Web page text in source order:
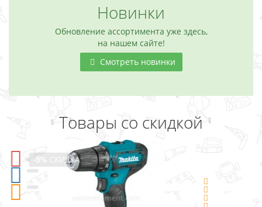
Новинки
Обновление ассортимента уже здесь,
на нашем сайте!
Смотреть новинки
Товары со скидкой
-5%СКИДКА